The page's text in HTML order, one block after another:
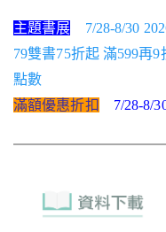
主題書展
7/28-8/30
79雙書75折起 滿599再9
點數
滿額優惠折扣
7/28-8/